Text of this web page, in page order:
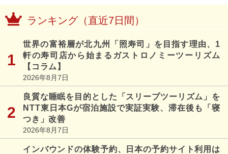
ランキング（直近7日間）
世界の富裕層が北九州「照寿司」を目指す理由、1
軒の寿司店から始まるガストロノミーツーリズム
【コラム】
2026年8月7日
良質な睡眠を目的とした「スリープツーリズム」を
NTT東日本Gが宿泊施設で実証実験、滞在後も「寝
つき」改善
2026年8月7日
インバウンドの体験予約、日本の予約サイト利用は